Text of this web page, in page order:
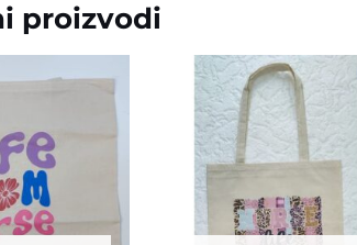
proizvodi
Original
price
was:
15,00 KM.
Current
price
is:
8,00 KM.